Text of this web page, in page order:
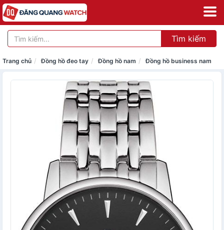
Tìm kiếm
Trang chủ Đồng hồ đeo tay Đồng hồ nam Đồng hồ business nam